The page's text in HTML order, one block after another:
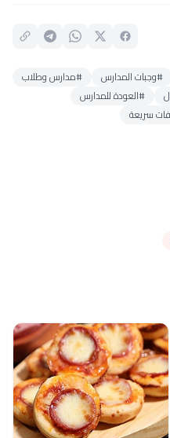
#وجبات المدارس
#مدارس وطلاب
#العودة للمدارس
سريعة